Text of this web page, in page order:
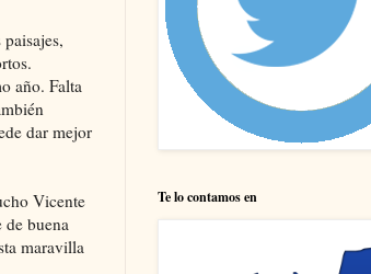
año. Falta
dar mejor
Vicente
buena
maravilla
Te lo contamos en